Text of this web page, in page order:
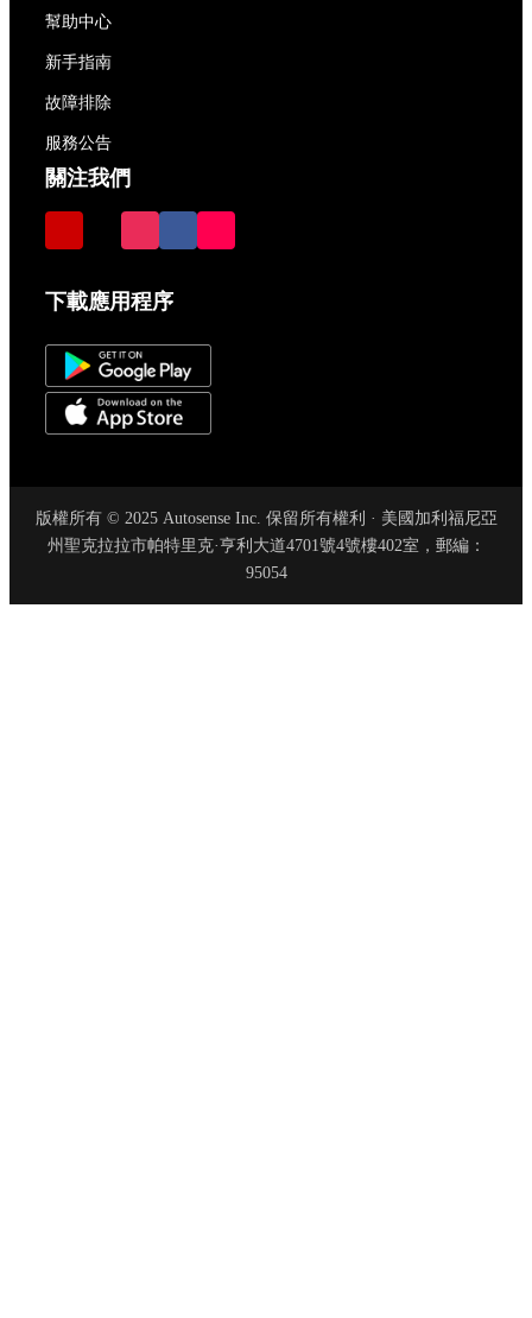
幫助中心
新手指南
故障排除
服務公告
關注我們
下載應用程序
版權所有 © 2025 Autosense Inc. 保留所有權利 · 美國加利福尼亞
州聖克拉拉市帕特里克·亨利大道4701號4號樓402室，郵編：
95054